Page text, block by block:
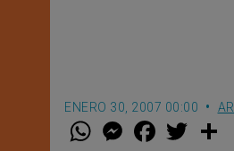
ENERO 30, 2007 00:00
W M
e
F
a w